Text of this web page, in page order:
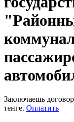
Заключаешь
тенге. Оплатить